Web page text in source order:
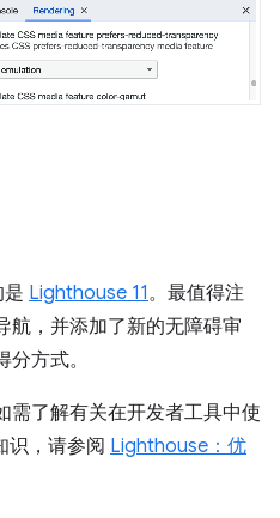
Lighthouse 11。最值得注
航，并添加了新的无障碍审
方式。
需了解有关在开发者工具中使
识，请参阅 Lighthouse：优